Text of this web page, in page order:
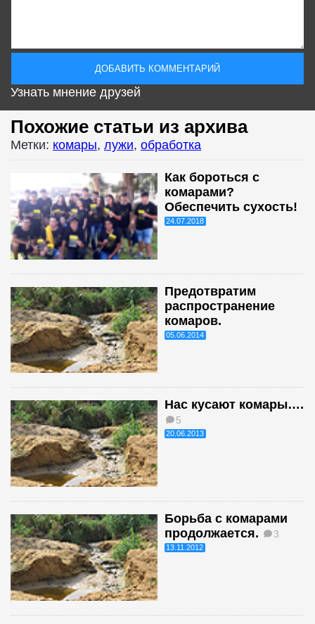
Узнать мнение друзей
Похожие статьи из архива
Метки: комары, лужи, обработка
Как бороться с
комарами?
Обеспечить сухость!
24.07.2018
Предотвратим
распространение
комаров.
05.06.2014
Нас кусают комары….
5
20.06.2013
Борьба с комарами
продолжается.
3
13.11.2012